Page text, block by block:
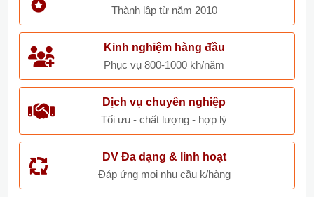
Thành lập từ năm 2010
Kinh nghiệm hàng đầu
Phục vụ 800-1000 kh/năm
Dịch vụ chuyên nghiệp
Tối ưu - chất lượng - hợp lý
DV Đa dạng & linh hoạt
Đáp ứng mọi nhu cầu k/hàng